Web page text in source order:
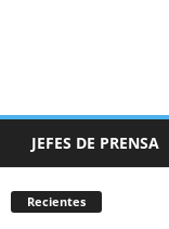
JEFES DE PRENSA
Recientes